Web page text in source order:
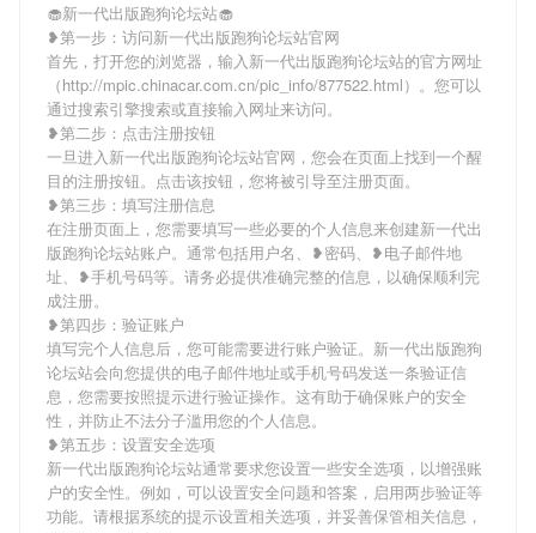
🧁新一代出版跑狗论坛站🧁
❥第一步：访问新一代出版跑狗论坛站官网
首先，打开您的浏览器，输入新一代出版跑狗论坛站的官方网址
（http://mpic.chinacar.com.cn/pic_info/877522.html）。您可以
通过搜索引擎搜索或直接输入网址来访问。
❥第二步：点击注册按钮
一旦进入新一代出版跑狗论坛站官网，您会在页面上找到一个醒
目的注册按钮。点击该按钮，您将被引导至注册页面。
❥第三步：填写注册信息
在注册页面上，您需要填写一些必要的个人信息来创建新一代出
版跑狗论坛站账户。通常包括用户名、❥密码、❥电子邮件地
址、❥手机号码等。请务必提供准确完整的信息，以确保顺利完
成注册。
❥第四步：验证账户
填写完个人信息后，您可能需要进行账户验证。新一代出版跑狗
论坛站会向您提供的电子邮件地址或手机号码发送一条验证信
息，您需要按照提示进行验证操作。这有助于确保账户的安全
性，并防止不法分子滥用您的个人信息。
❥第五步：设置安全选项
新一代出版跑狗论坛站通常要求您设置一些安全选项，以增强账
户的安全性。例如，可以设置安全问题和答案，启用两步验证等
功能。请根据系统的提示设置相关选项，并妥善保管相关信息，